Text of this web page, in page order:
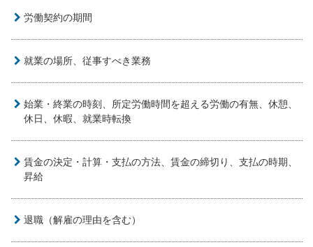
労働契約の期間
就業の場所、従事すべき業務
始業・終業の時刻、所定労働時間を超える労働の有無、休憩、
休日、休暇、就業時転換
賃金の決定・計算・支払の方法、賃金の締切り、支払の時期、
昇給
退職（解雇の理由を含む）